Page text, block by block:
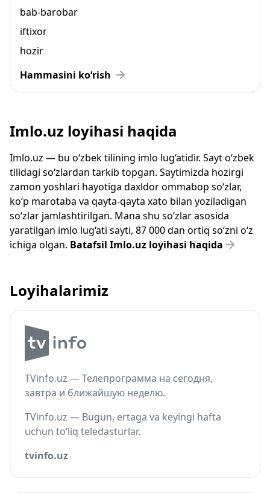
bab-barobar
iftixor
hozir
Hammasini ko‘rish
Imlo.uz loyihasi haqida
Imlo.uz — bu o‘zbek tilining imlo lug‘atidir. Sayt o‘zbek
tilidagi so‘zlardan tarkib topgan. Saytimizda hozirgi
zamon yoshlari hayotiga daxldor ommabop so‘zlar,
ko‘p marotaba va qayta-qayta xato bilan yoziladigan
so‘zlar jamlashtirilgan. Mana shu so‘zlar asosida
yaratilgan imlo lug‘ati sayti, 87 000 dan ortiq so‘zni o‘z
ichiga olgan. Batafsil Imlo.uz loyihasi haqida
Loyihalarimiz
TVinfo.uz — Телепрограмма на сегодня,
завтра и ближайшую неделю.
TVinfo.uz — Bugun, ertaga va keyingi hafta
uchun to‘liq teledasturlar.
tvinfo.uz